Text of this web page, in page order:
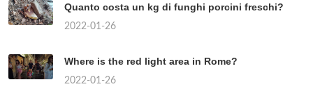
Quanto costa un kg di funghi porcini freschi?
2022-01-26
Where is the red light area in Rome?
2022-01-26